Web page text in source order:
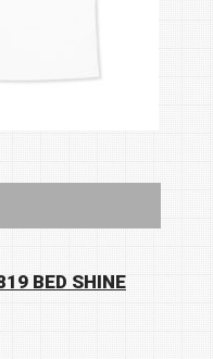
BED SHINE